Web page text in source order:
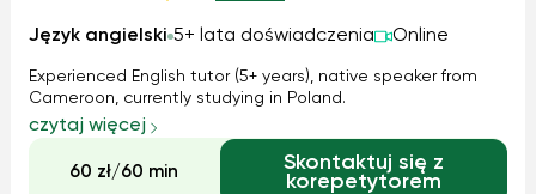
Język angielski 5+ lata doświadczenia Online
Experienced English tutor (5+ years), native speaker from
Cameroon, currently studying in Poland.
czytaj więcej
60 zł/60 min
Skontaktuj się z
korepetytorem